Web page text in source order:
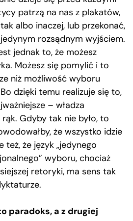
patrzą na nas z plakatów,
albo inaczej, lub przekonać,
rozsądnym wyjściem.
jednak to, że możesz
Możesz się pomylić i to
niż możliwość wyboru
dzięki temu realizuje się to,
– władza
Gdyby tak nie było, to
że wszystko idzie
też, że język „jedynego
wyboru, chociaż
retoryki, ma sens tak
paradoks, a z drugiej